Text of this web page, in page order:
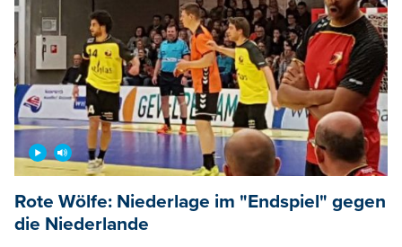
Rote Wölfe: Niederlage im "Endspiel" gegen
die Niederlande